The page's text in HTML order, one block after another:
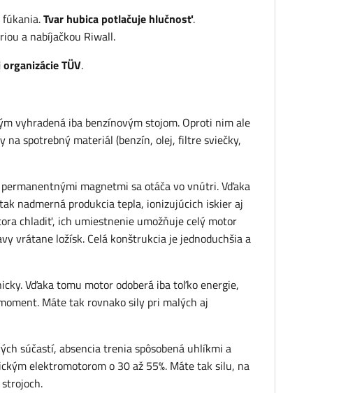
Tvar hubica potlačuje hlučnosť.
a nabíjačkou Riwall.
TÜV.
vyhradená iba benzínovým stojom. Oproti nim ale
na spotrebný materiál (benzín, olej, filtre sviečky,
magnetmi sa otáča vo vnútri. Vďaka
nadmerná produkcia tepla, ionizujúcich iskier aj
chladiť, ich umiestnenie umožňuje celý motor
vrátane ložísk. Celá konštrukcia je jednoduchšia a
Vďaka tomu motor odoberá iba toľko energie,
Máte tak rovnako sily pri malých aj
súčastí, absencia trenia spôsobená uhlíkmi a
elektromotorom o 30 až 55%. Máte tak silu, na